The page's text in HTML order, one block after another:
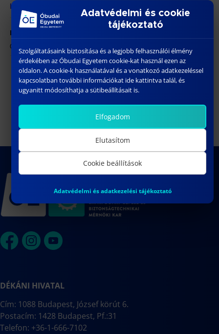
https://bdi.uni-obuda.hu/doktori-cselekmenyek/
ÓE BGK – 1081 Budapest, Népszínház utca 8.
Nagy-Kovács Zsuzsanna
doktori értekezésének nyilvános
vitája
Kutatók Éjszakája a Bánkin /
Researcher’s Night at Bánki
DÉKÁNI HIVATAL
Cím: 1088 Budapest, József körút 6.
Postacím: 1428 Budapest, Pf.:31
Telefon: +36-1-666-7102
Adatvédelmi és cookie
tájékoztató
Szolgáltatásaink biztosítása és a legjobb felhasználói élmény
érdekében az Óbudai Egyetem cookie-kat használ ezen az
oldalon. A cookie-k használatával és a vonatkozó adatkezeléssel
kapcsolatban további információkat ide kattintva talál, és
ugyanitt módosíthatja a sütibeállításait is.
Elfogadom
Elutasítom
Cookie beállítások
Adatvédelmi és adatkezelési tájékoztató